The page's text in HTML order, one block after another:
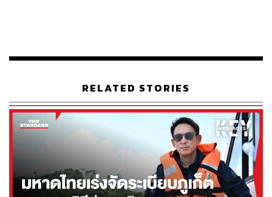
เพราะเมื่อการสื่อสารของรัฐบาลกระจุกตัวอยู่ที่ผู้นำเพียงคน
นายกรัฐมนตรีโดยปริยาย และอาจเป็นหนึ่งในเหตุผลที่ทำให้
คะแนนนิยมของผู้นำรัฐบาลลดลงอย่างเห็นได้ชัดจากผล
สำรวจล่าสุด
รัฐมนตรีที่อาจยังไม่ปังตามที่หวัง
RELATED STORIES